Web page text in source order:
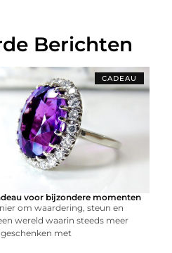
Berichten
CADEAU
voor bijzondere momenten
om waardering, steun en
wereld waarin steeds meer
met